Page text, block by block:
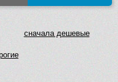
сначала дешевые